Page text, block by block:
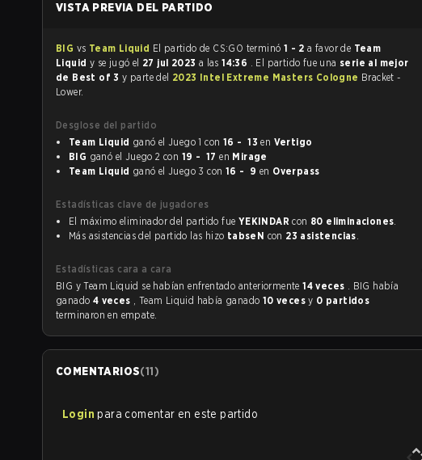
VISTA PREVIA DEL PARTIDO
BIG vs Team Liquid El partido de CS:GO terminó 1 - 2 a favor de Team
Liquid y se jugó el 27 jul 2023 a las14:36 . El partido fue una serie al mejor
de Best of 3y parte del 2023 Intel Extreme Masters Cologne Bracket -
Lower.
Desglose del partido
Team Liquid
ganó el Juego 1 con 16 - 13 en Vertigo
BIG
ganó el Juego 2 con 19 - 17 en Mirage
Team Liquid
ganó el Juego 3 con 16 - 9 en Overpass
Estadísticas clave de jugadores
El máximo eliminador del partido fue YEKINDAR con 80 eliminaciones.
Más asistencias del partido las hizo tabseN con 23 asistencias.
Estadísticas cara a cara
BIG y Team Liquid se habían enfrentado anteriormente14 veces . BIG había
ganado 4 veces , Team Liquid había ganado 10 vecesy 0 partidos
terminaron en empate.
COMENTARIOS(11)
Login para comentar en este partido